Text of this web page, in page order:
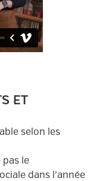
ET
selon les
pas le
dans l’année